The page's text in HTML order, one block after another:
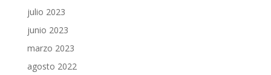
julio 2023
junio 2023
marzo 2023
agosto 2022